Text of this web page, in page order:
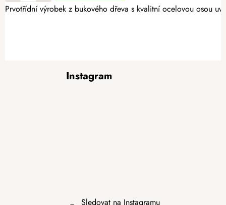
Prvotřídní výrobek z bukového dřeva s kvalitní ocelovou osou
Instagram
Sledovat na Instagramu